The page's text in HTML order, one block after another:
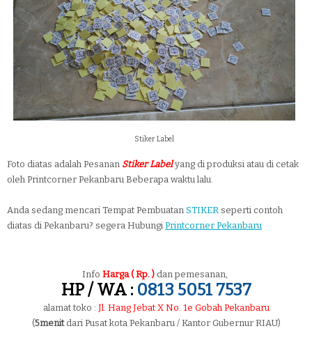
Stiker Label
Foto diatas adalah Pesanan Stiker Labelyang di produksi atau di cetak
oleh Printcorner Pekanbaru Beberapa waktu lalu.
Anda sedang mencari Tempat Pembuatan STIKER seperti contoh
diatas di Pekanbaru? segera Hubungi Printcorner Pekanbaru
Info Harga ( Rp. ) dan pemesanan,
HP / WA : 0813 5051 7537
alamat toko : Jl. Hang Jebat X No. 1e Gobah Pekanbaru
(5menitdari Pusat kota Pekanbaru / Kantor Gubernur RIAU)